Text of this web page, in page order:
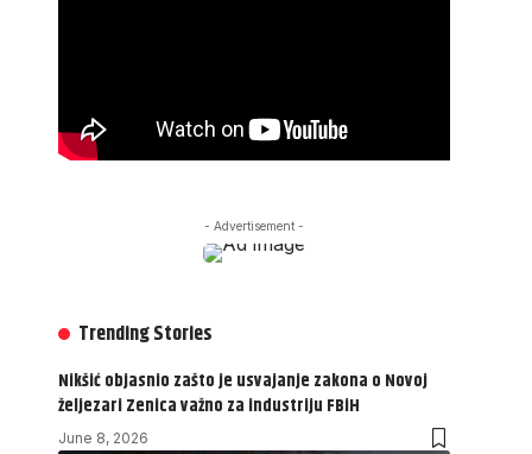
- Advertisement -
Trending Stories
Nikšić objasnio zašto je usvajanje zakona o Novoj
željezari Zenica važno za industriju FBiH
June 8, 2026